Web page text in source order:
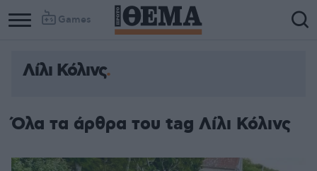
Games
Λίλι Κόλινς
Όλα τα άρθρα του tag Λίλι Κόλινς